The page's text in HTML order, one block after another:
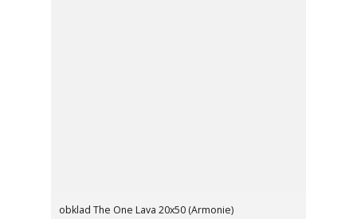
obklad The One Lava 20x50 (Armonie)